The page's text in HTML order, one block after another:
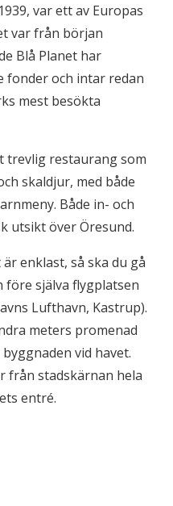
var ett av Europas
var från början
Blå Planet har
fonder och intar redan
mest besökta
trevlig restaurang som
skaldjur, med både
Både in- och
utsikt över Öresund.
enklast, så ska du gå
före själva flygplatsen
Lufthavn, Kastrup).
meters promenad
vid havet.
från stadskärnan hela
entré.